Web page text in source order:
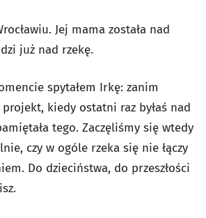
Jej mama została nad
już nad rzekę.
spytałem Irkę: zanim
projekt, kiedy ostatni raz byłaś nad
tego. Zaczęliśmy się wtedy
czy w ogóle rzeka się nie łączy
Do dzieciństwa, do przeszłości